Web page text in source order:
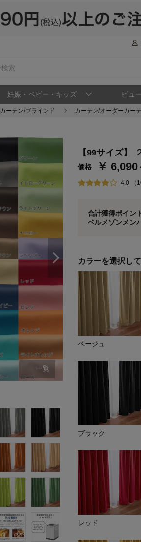
妊娠・ベビー・キッズ ビュ
カーテン/ブラインド カーテン/オーダーカー
一覧
【99サイズ】
価格 ￥
4.0 （
合計獲得ポイン
ベルメゾンメン
さらにポイント
ベルメゾンご優
通常商品送料無
※メンバーズカー
カラーを選択し
ベージュ
ブラック
レッド